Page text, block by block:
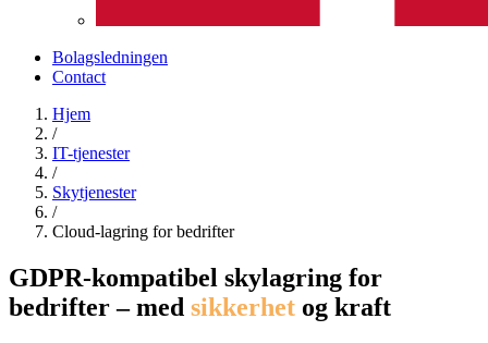
Bolagsledningen
Contact
Hjem
/
IT-tjenester
/
Skytjenester
/
Cloud-lagring for bedrifter
GDPR-kompatibel skylagring for
bedrifter – med sikkerhet og kraft